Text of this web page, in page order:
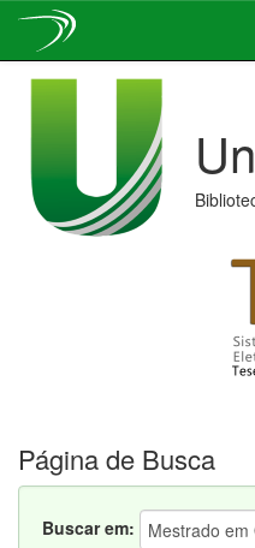
Página de Busca
Buscar em: